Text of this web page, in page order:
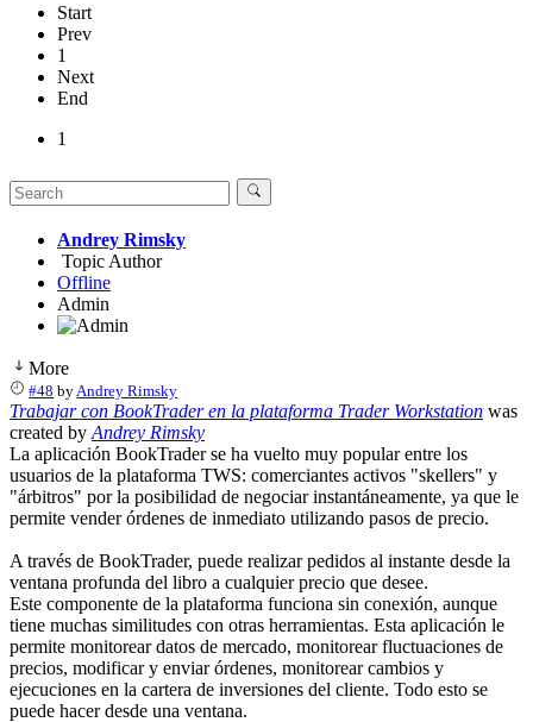
Start
Prev
1
Next
End
1
Andrey Rimsky
Topic Author
Offline
Admin
More
#48 by Andrey Rimsky
Trabajar con BookTrader en la plataforma Trader Workstation was
created by Andrey Rimsky
La aplicación BookTrader se ha vuelto muy popular entre los
usuarios de la plataforma TWS: comerciantes activos "skellers" y
"árbitros" por la posibilidad de negociar instantáneamente, ya que le
permite vender órdenes de inmediato utilizando pasos de precio.
A través de BookTrader, puede realizar pedidos al instante desde la
ventana profunda del libro a cualquier precio que desee.
Este componente de la plataforma funciona sin conexión, aunque
tiene muchas similitudes con otras herramientas. Esta aplicación le
permite monitorear datos de mercado, monitorear fluctuaciones de
precios, modificar y enviar órdenes, monitorear cambios y
ejecuciones en la cartera de inversiones del cliente. Todo esto se
puede hacer desde una ventana.